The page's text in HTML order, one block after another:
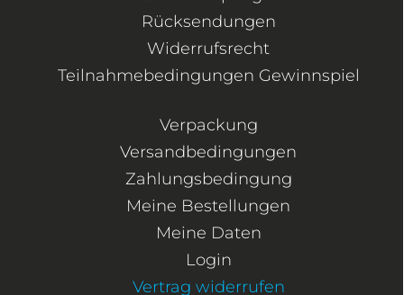
Rücksendungen
Widerrufsrecht
Teilnahmebedingungen Gewinnspiel
Verpackung
Versandbedingungen
Zahlungsbedingung
Meine Bestellungen
Meine Daten
Login
Vertrag widerrufen